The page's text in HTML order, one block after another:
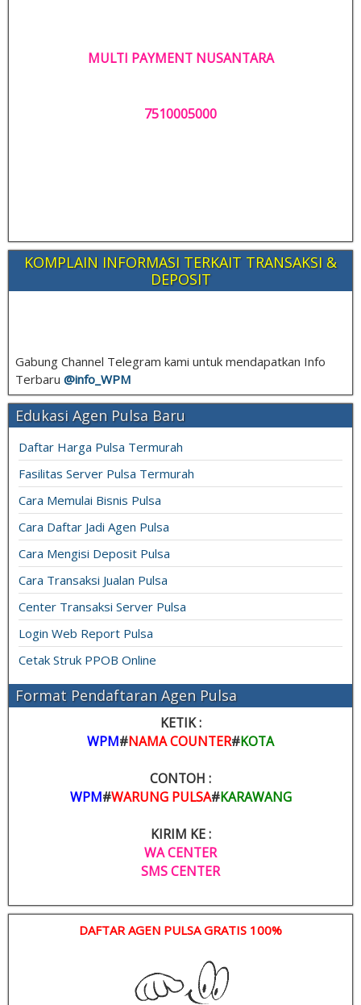
MULTI PAYMENT NUSANTARA
7510005000
KOMPLAIN INFORMASI TERKAIT TRANSAKSI &
DEPOSIT
Gabung Channel Telegram kami untuk mendapatkan Info
Terbaru @info_ WPM
Edukasi Agen Pulsa Baru
Daftar Harga Pulsa Termurah
Fasilitas Server Pulsa Termurah
Cara Memulai Bisnis Pulsa
Cara Daftar Jadi Agen Pulsa
Cara Mengisi Deposit Pulsa
Cara Transaksi Jualan Pulsa
Center Transaksi Server Pulsa
Login Web Report Pulsa
Cetak Struk PPOB Online
Format Pendaftaran Agen Pulsa
KETIK :
WPM#NAMA COUNTER#KOTA
CONTOH :
WPM#WARUNG PULSA#KARAWANG
KIRIM KE :
WA CENTER
SMS CENTER
DAFTAR AGEN PULSA GRATIS 100%